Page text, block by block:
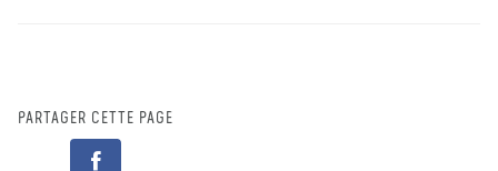
PARTAGER CETTE PAGE